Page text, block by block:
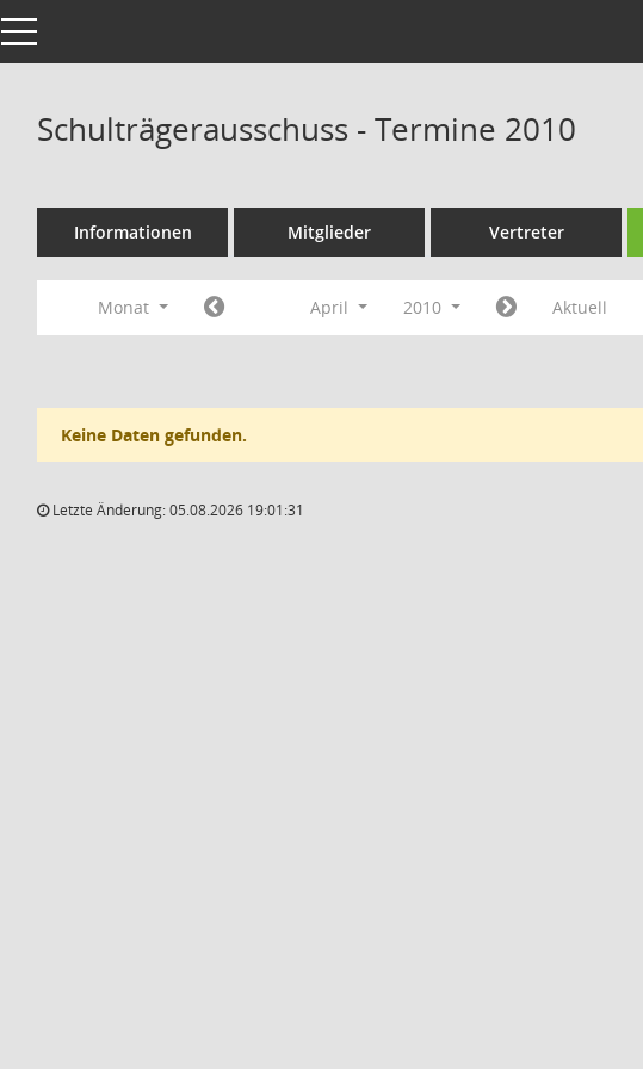
Toggle navigation
Schulträgerausschuss - Termine 2010
Informationen Mitglieder Vertreter
Monat April 2010 Aktuell
Keine Daten gefunden.
Letzte Änderung: 05.08.2026 19:01:31